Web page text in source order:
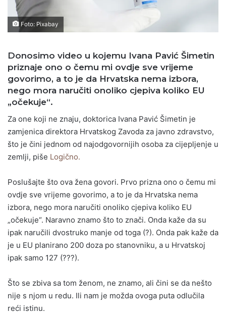
Foto: Pixabay
Donosimo video u kojemu Ivana Pavić Šimetin
priznaje ono o čemu mi ovdje sve vrijeme
govorimo, a to je da Hrvatska nema izbora,
nego mora naručiti onoliko cjepiva koliko EU
„očekuje“.
Za one koji ne znaju, doktorica Ivana Pavić Šimetin je
zamjenica direktora Hrvatskog Zavoda za javno zdravstvo,
što je čini jednom od najodgovornijih osoba za cijepljenje u
zemlji, piše Logično.
Poslušajte što ova žena govori. Prvo prizna ono o čemu mi
ovdje sve vrijeme govorimo, a to je da Hrvatska nema
izbora, nego mora naručiti onoliko cjepiva koliko EU
„očekuje“. Naravno znamo što to znači. Onda kaže da su
ipak naručili dvostruko manje od toga (?). Onda pak kaže da
je u EU planirano 200 doza po stanovniku, a u Hrvatskoj
ipak samo 127 (???).
Što se zbiva sa tom ženom, ne znamo, ali čini se da nešto
nije s njom u redu. Ili nam je možda ovoga puta odlučila
reći istinu.